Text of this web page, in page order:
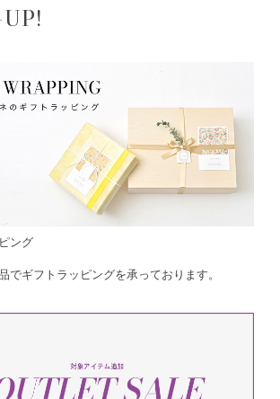
ング
でギフトラッピングを承っております。